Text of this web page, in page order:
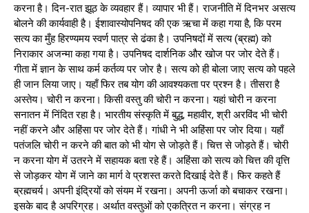
करना है। दिन-रात झूठ के व्यवहार हैं। व्यापार भी हैं। राजनीति में दिनभर असत्य
बोलने की कार्यवाही है। ईशावास्योपनिषद की एक ऋचा में कहा गया है, कि परम
सत्य का मुँह हिरण्यमय स्वर्ण पात्र से ढंका है। उपनिषदों में सत्य (ब्रह्म) को
निराकार अजन्मा कहा गया है। उपनिषद दार्शनिक और खोज पर जोर देते हैं।
गीता में ज्ञान के साथ कर्म कर्तव्य पर जोर है। सत्य को ही बोला जाए सत्य को पहले
ही जान लिया जाए। यहाँ फिर तब योग की आवश्यकता पर प्रश्न है। तीसरा है
अस्तेय। चोरी न करना। किसी वस्तु की चोरी न करना। यहां चोरी न करना
सनातन में निंदित रहा है। भारतीय संस्कृति में बुद्ध, महावीर, श्री अरविंद भी चोरी
नहीं करने और अहिंसा पर जोर देते हैं। गांधी ने भी अहिंसा पर जोर दिया। यहाँ
पतंजलि चोरी न करने की बात को भी योग से जोड़ते हैं। चित्त से जोड़ते हैं। चोरी
न करना योग में उतरने में सहायक बता रहे हैं। अहिंसा को सत्य को चित्त की वृत्ति
से जोड़कर योग में जाने का मार्ग वे प्रशस्त करते दिखाई देते हैं। फिर कहते हैं
ब्रह्मचर्य। अपनी इंद्रियों को संयम में रखना। अपनी ऊर्जा को बचाकर रखना।
इसके बाद है अपरिग्रह। अर्थात वस्तुओं को एकत्रित न करना। संग्रह न